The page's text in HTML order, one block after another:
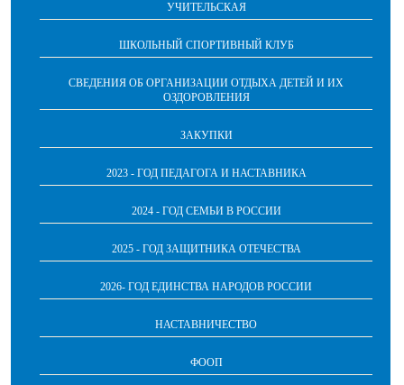
УЧИТЕЛЬСКАЯ
ШКОЛЬНЫЙ СПОРТИВНЫЙ КЛУБ
СВЕДЕНИЯ ОБ ОРГАНИЗАЦИИ ОТДЫХА ДЕТЕЙ И ИХ
ОЗДОРОВЛЕНИЯ
ЗАКУПКИ
2023 - ГОД ПЕДАГОГА И НАСТАВНИКА
2024 - ГОД СЕМЬИ В РОССИИ
2025 - ГОД ЗАЩИТНИКА ОТЕЧЕСТВА
2026- ГОД ЕДИНСТВА НАРОДОВ РОССИИ
НАСТАВНИЧЕСТВО
ФООП